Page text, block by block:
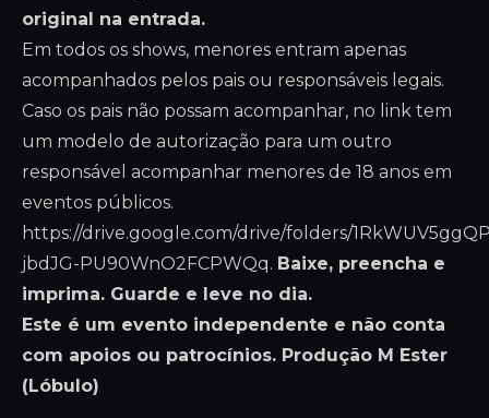
original na entrada.
Em todos os shows, menores entram apenas
acompanhados pelos pais ou responsáveis legais.
Caso os pais não possam acompanhar, no link tem
um modelo de autorização para um outro
responsável acompanhar menores de 18 anos em
eventos públicos.
https://drive.google.com/drive/folders/
jbdJG-PU90WnO2FCPWQq. Baixe, preencha e
imprima. Guarde e leve no dia.
Este é um evento independente e não conta
com apoios ou patrocínios. Produção M Ester
(Lóbulo)